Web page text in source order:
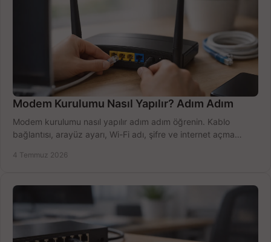
Modem Kurulumu Nasıl Yapılır? Adım Adım
Modem kurulumu nasıl yapılır adım adım öğrenin. Kablo
bağlantısı, arayüz ayarı, Wi-Fi adı, şifre ve internet açma
4 Temmuz 2026